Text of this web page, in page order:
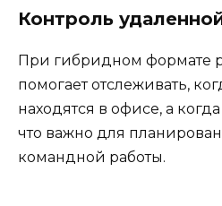
Контроль
При гибридном формате
помогает отслеживать,
находятся в офисе, а
что важно для
командной работы.